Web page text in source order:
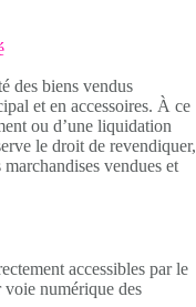
des biens vendus
et en accessoires. À ce
ou d’une liquidation
le droit de revendiquer,
vendues et
accessibles par le
numérique des